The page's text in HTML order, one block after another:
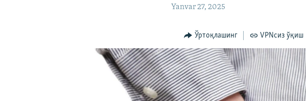
Yanvar 27, 2025
Ўртоқлашинг VPNсиз ўқиш